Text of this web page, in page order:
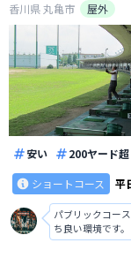
香川県丸亀市
屋外
安い 200ヤード超
ショートコース
平
パブリックコー
ち良い環境です
も綺麗でしたし